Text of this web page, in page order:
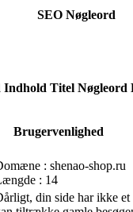
SEO Nøgleord
Indhold Titel Nøgleord
Brugervenlighed
: shenao-shop.ru
: 14
din side har ikke et